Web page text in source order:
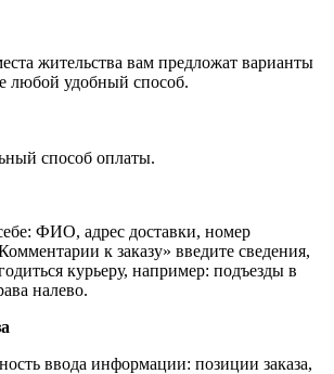
жительства вам предложат варианты
любой удобный способ.
способ оплаты.
ФИО, адрес доставки, номер
к заказу» введите сведения,
курьеру, например: подъезды в
налево.
ввода информации: позиции заказа,